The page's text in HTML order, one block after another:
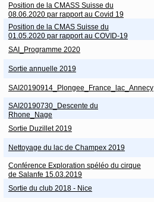
Position de la CMASS Suisse du
08.06.2020 par rapport au Covid 19
Position de la CMAS Suisse du
01.05.2020 par rapport au COVID-19
SAI_Programme 2020
Sortie annuelle 2019
SAI20190914_Plongee_France_lac_Annecy
SAI20190730_Descente du
Rhone_Nage
Sortie Duzillet 2019
Nettoyage du lac de Champex 2019
Conférence Exploration spéléo du cirque
de Salanfe 15.03.2019
Sortie du club 2018 - Nice